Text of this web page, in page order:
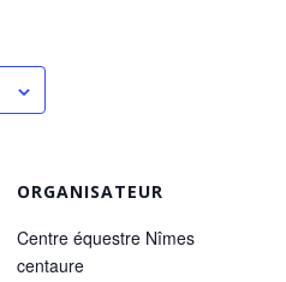
ORGANISATEUR
Centre équestre Nîmes
centaure